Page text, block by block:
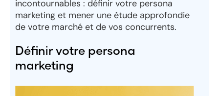
incontournables : définir votre persona
marketing et mener une étude approfondie
de votre marché et de vos concurrents.
Définir votre persona
marketing